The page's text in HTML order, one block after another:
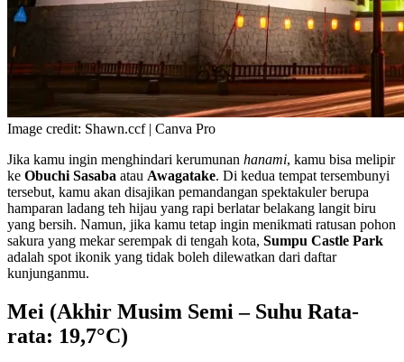
Image credit: Shawn.ccf | Canva Pro
Jika kamu ingin menghindari kerumunan hanami, kamu bisa melipir
ke Obuchi Sasaba atau Awagatake. Di kedua tempat tersembunyi
tersebut, kamu akan disajikan pemandangan spektakuler berupa
hamparan ladang teh hijau yang rapi berlatar belakang langit biru
yang bersih. Namun, jika kamu tetap ingin menikmati ratusan pohon
sakura yang mekar serempak di tengah kota, Sumpu Castle Park
adalah spot ikonik yang tidak boleh dilewatkan dari daftar
kunjunganmu.
Mei (Akhir Musim Semi – Suhu Rata-
rata: 19,7°C)